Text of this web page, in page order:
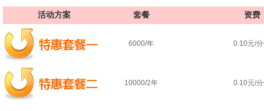
活动方案 套餐 资费
6000/年 0.10元/
10000/2年 0.10元/